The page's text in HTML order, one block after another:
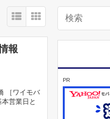
報
［ワイモバ
営業日と
PR